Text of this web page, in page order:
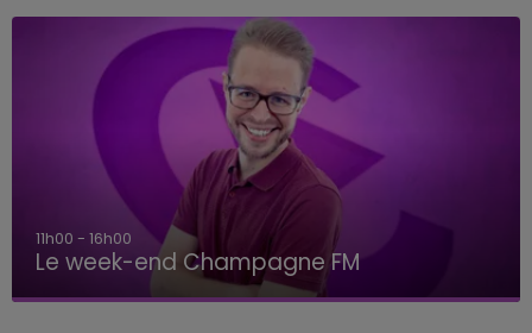
11h00 - 16h00
Le week-end Champagne FM